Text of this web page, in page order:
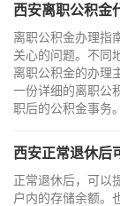
西安离职公积金
离职公积金办理指
关心的问题。不同
离职公积金的办理
一份详细的离职公
职后的公积金事务
西安正常退休后可以
正常退休后，可以
户内的存储余额。